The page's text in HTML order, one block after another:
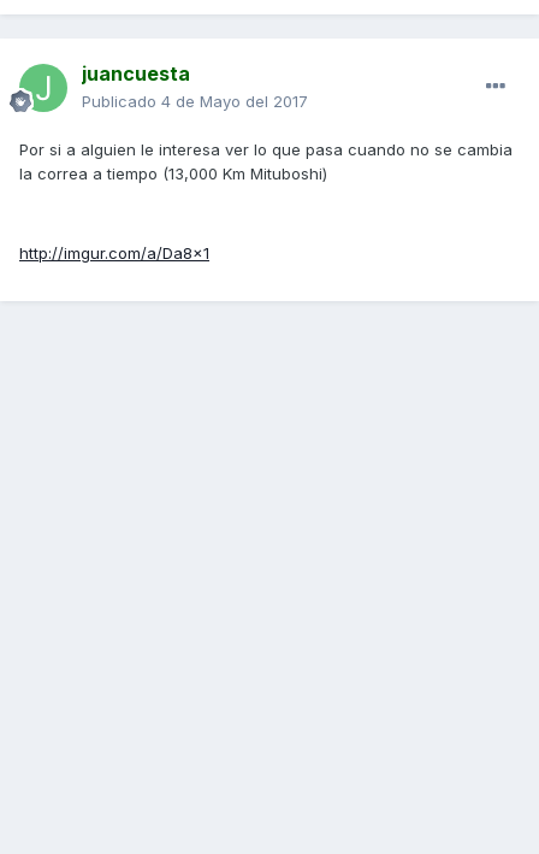
juancuesta
Publicado 4 de Mayo del 2017
Por si a alguien le interesa ver lo que pasa cuando no se cambia
la correa a tiempo (13,000 Km Mituboshi)
http://imgur.com/a/Da8x1